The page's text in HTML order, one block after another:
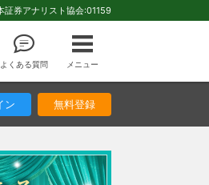
証券アナリスト協会:01159
よくある質問 メニュー
ン 無料登録